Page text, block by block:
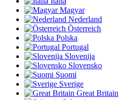
Magyar
Nederland
Österreich
Polska
Portugal
Slovenija
Slovensko
Suomi
Sverige
Great Britain